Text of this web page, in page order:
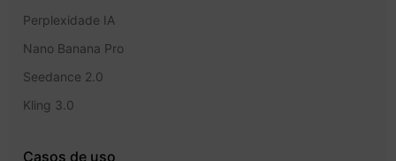
Perplexidade IA
Nano Banana Pro
Seedance 2.0
Kling 3.0
Casos de uso